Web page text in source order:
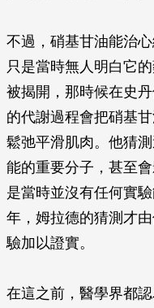
不過，硝基甘油能治
只是當時無人明白它
被揭開，那時候在史
的代謝過程會把硝基
鬆弛平滑肌肉。他猜
能的重要分子，甚至
是當時並沒有任何實
年，姆拉德的猜測才
驗加以證實。
在這之前，醫學界都